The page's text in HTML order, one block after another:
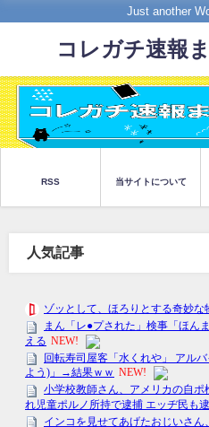
Just another
コレガチ速報
RSS 当サイトについて
人気記事